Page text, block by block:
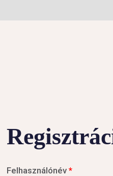
Felhasználónév *